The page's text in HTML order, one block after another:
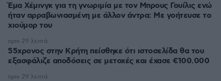
Έμα Χέμινγκ για τη γνωριμία με τον Μπρους Γουίλις ενώ
ήταν αρραβωνιασμένη με άλλον άντρα: Με γοήτευσε το
χιούμορ του
55χρονος στην Κρήτη πείσθηκε ότι ιστοσελίδα θα του
εξασφάλιζε αποδόσεις σε μετοχές και έχασε €100.000
πριν 29 λεπτά
πριν 29 λεπτά